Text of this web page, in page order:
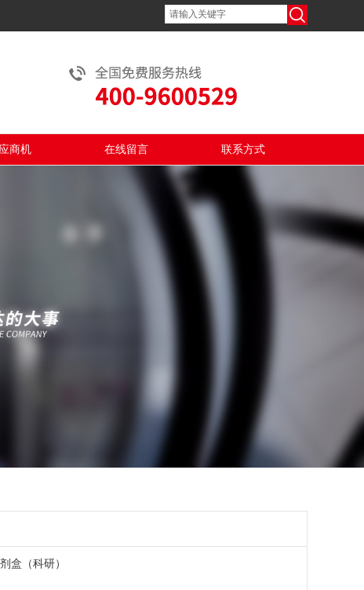
商机 在线留言 联系方式
盒（科研）